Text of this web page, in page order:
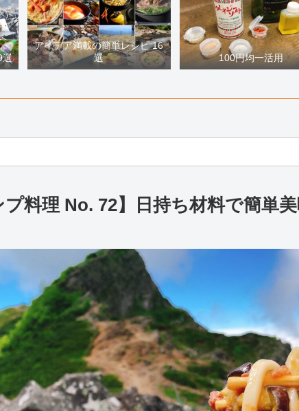
選
アイデア満載の簡単レシピ 16
選
100円均一活用
プ料理 No. 72】日持ち材料で簡単